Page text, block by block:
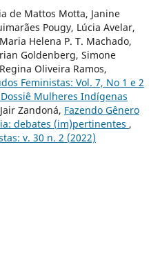
de Mattos Motta, Janine
Pougy, Lúcia Avelar,
Helena P. T. Machado,
Goldenberg, Simone
Oliveira Ramos,
Feministas: Vol. 7, No 1 e 2
Mulheres Indígenas
Zandoná, Fazendo Gênero
debates (im)pertinentes ,
v. 30 n. 2 (2022)